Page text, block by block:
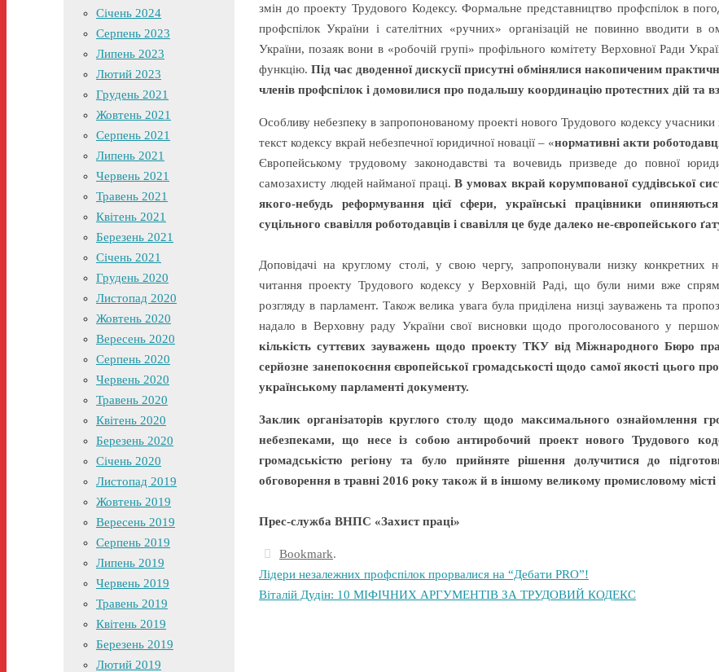
змін до проекту Трудового Кодексу. Формальне представництво профспілок в
профспілок України і сателітних «ручних» організацій не повинно вводити в
України, позаяк вони в «робочій групі» профільного комітету Верховної Ради
функцію. Під час дводенної дискусії присутні обмінялися накопиченим
членів профспілок і домовилися про подальшу координацію протестних дій та
Особливу небезпеку в запропонованому проекті нового Трудового кодексу учасники
текст кодексу вкрай небезпечної юридичної новації – «нормативні акти
Європейському трудовому законодавстві та вочевидь призведе до повної
самозахисту людей найманої праці.В умовах вкрай корумпованої суддівської
якого-небудь реформування цієї сфери, українські працівники
суцільного свавілля роботодавців і свавілля це буде далеко не-європейського
Доповідачі на круглому столі, у свою чергу, запропонували низку конкретних
читання проекту Трудового кодексу у Верховній Раді, що були ними вже
розгляду в парламент. Також велика увага була приділена низці зауважень та
надало в Верховну раду України свої висновки щодо проголосованого у
кількість суттєвих зауважень щодо проекту ТКУ від Міжнародного Бюро
серйозне занепокоєння європейської громадськості щодо самої якості цього
українському парламенті документу.
Заклик організаторів круглого столу щодо максимального ознайомлення
небезпеками, що несе із собою антиробочий проект нового Трудового
громадськістю регіону та було прийняте рішення долучитися до
обговорення в травні 2016 року також й в іншому великому промисловому місті
Прес-служба ВНПС «Захист праці»
Bookmark.
Лідери незалежних профспілок прорвалися на “Дебати PRO”!
Віталій Дудін: 10 МІФІЧНИХ АРГУМЕНТІВ ЗА ТРУДОВИЙ КОДЕКС
Січень 2024
Серпень 2023
Липень 2023
Лютий 2023
Грудень 2021
Жовтень 2021
Серпень 2021
Липень 2021
Червень 2021
Травень 2021
Квітень 2021
Березень 2021
Січень 2021
Грудень 2020
Листопад 2020
Жовтень 2020
Вересень 2020
Серпень 2020
Червень 2020
Травень 2020
Квітень 2020
Березень 2020
Січень 2020
Листопад 2019
Жовтень 2019
Вересень 2019
Серпень 2019
Липень 2019
Червень 2019
Травень 2019
Квітень 2019
Березень 2019
Лютий 2019